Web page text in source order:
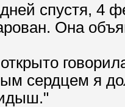
спустя, 4
Она
сердцем я